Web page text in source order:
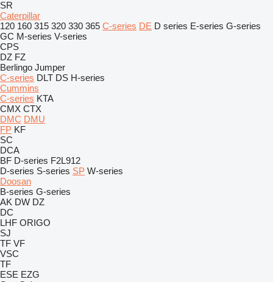
SR
Caterpillar
120 160 315 320 330 365 C-series DE D series E-series G-series
GC M-series V-series
CPS
DZ FZ
Berlingo Jumper
C-series DLT DS H-series
Cummins
C-series KTA
CMX CTX
DMC DMU
FP KF
SC
DCA
BF D-series F2L912
D-series S-series SP W-series
Doosan
B-series G-series
AK DW DZ
DC
LHF ORIGO
SJ
TF VF
VSC
TF
ESE EZG